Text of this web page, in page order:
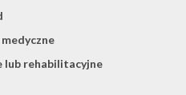
lub rehabilitacyjne